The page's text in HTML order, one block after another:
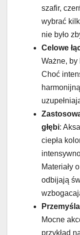
szafir,
wybrać
nie było
Celowe
Ważne, by
Choć
głębi:
ciepła
Materiały
odbijają
Mocne
przykład